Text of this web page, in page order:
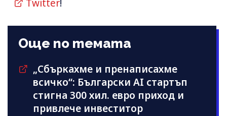
Twitter!
Още по темата
„Сбъркахме и пренаписахме
всичко“: Български AI стартъп
стигна 300 хил. евро приход и
привлече инвеститор